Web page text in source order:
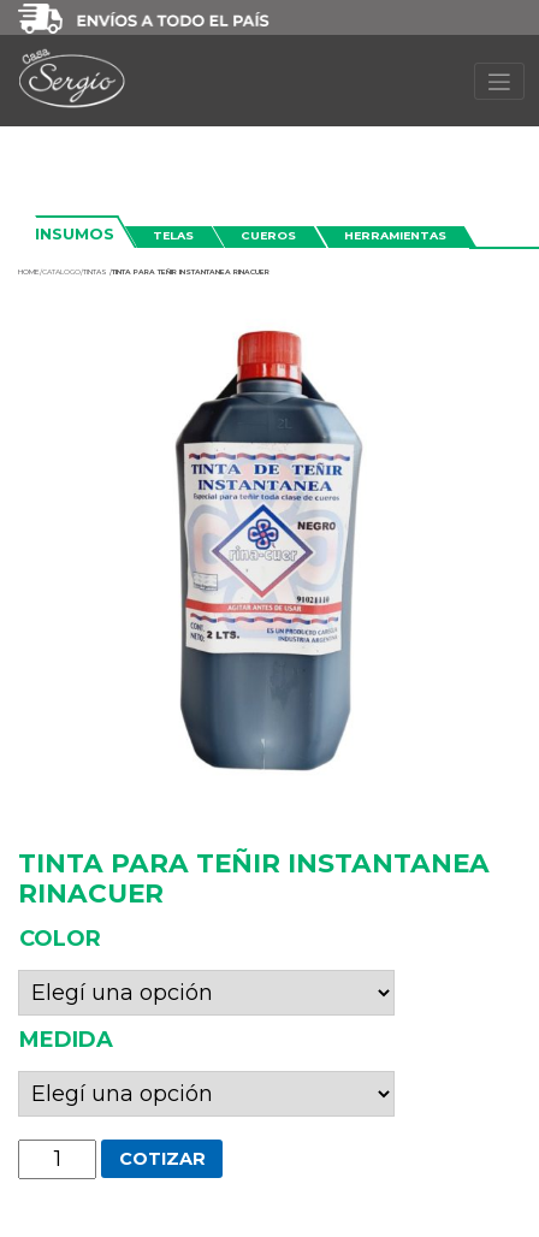
INSUMOS TELAS CUEROS HERRAMIENTAS
HOME/CATALOGO/TINTAS /TINTA PARA TEÑIR INSTANTANEA RINACUER
TINTA PARA TEÑIR INSTANTANEA
RINACUER
COLOR
MEDIDA
Tinta
para
COTIZAR